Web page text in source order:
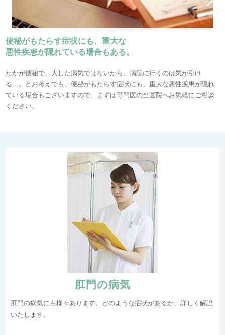
便秘がもたらす症状にも、重大な
悪性疾患が隠れている場合もある。
たかが便秘で、大した病気ではないから、病院に行くのは気が引け
る…。とお考えでも、便秘がもたらす症状にも、重大な悪性疾患が隠れ
ている場合もございますので、まずは専門医の当医院へお気軽にご相談
ください。
肛門の病気
肛門の病気にも様々あります。どのような症状があるか、詳しく解説
いたします。